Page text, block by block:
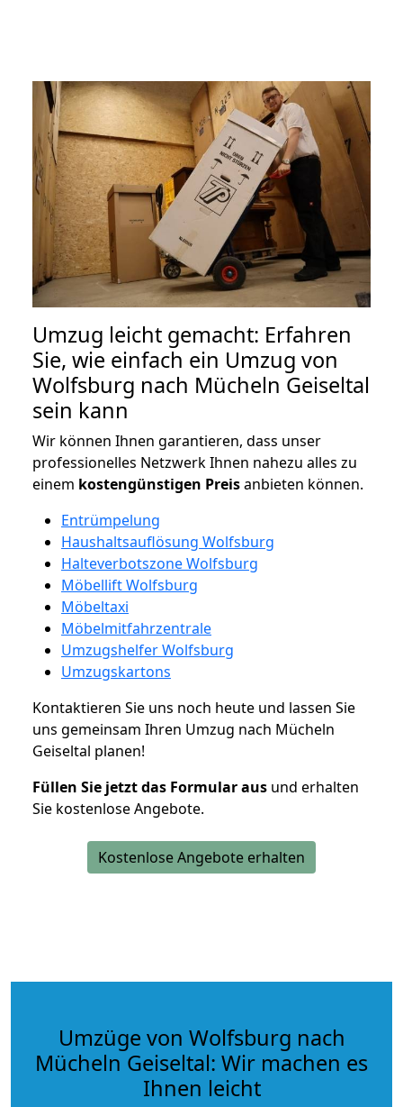
Umzug leicht gemacht: Erfahren
Sie, wie einfach ein Umzug von
Wolfsburg nach Mücheln Geiseltal
sein kann
Wir können Ihnen garantieren, dass unser
professionelles Netzwerk Ihnen nahezu alles zu
einem kostengünstigen Preisanbieten können.
Entrümpelung
Haushaltsauflösung Wolfsburg
Halteverbotszone Wolfsburg
Möbellift Wolfsburg
Möbeltaxi
Möbelmitfahrzentrale
Umzugshelfer Wolfsburg
Umzugskartons
Kontaktieren Sie uns noch heute und lassen Sie
uns gemeinsam Ihren Umzug nach Mücheln
Geiseltal planen!
Füllen Sie jetzt das Formular aus und erhalten
Sie kostenlose Angebote.
Kostenlose Angebote erhalten
Umzüge von Wolfsburg nach
Mücheln Geiseltal: Wir machen es
Ihnen leicht